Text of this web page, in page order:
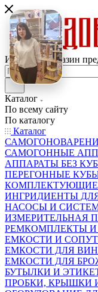
Интернет-магазин
Каталог
По всему сайту
По каталогу
Каталог
САМОГОННЫЕ
АППАРАТЫ БЕЗ
ПЕРЕГОННЫЕ
ИНГРИДИЕНТЫ
НАСОСЫ И
ИЗМЕРИТЕЛЬНАЯ
РЕМКОМПЛЕКТЫ
ЕМКОСТИ И
ЕМКОСТИ ДЛЯ
ЕМКОСТИ ДЛЯ
БУТЫЛКИ И
ПРОБКИ, КРЫШКИ